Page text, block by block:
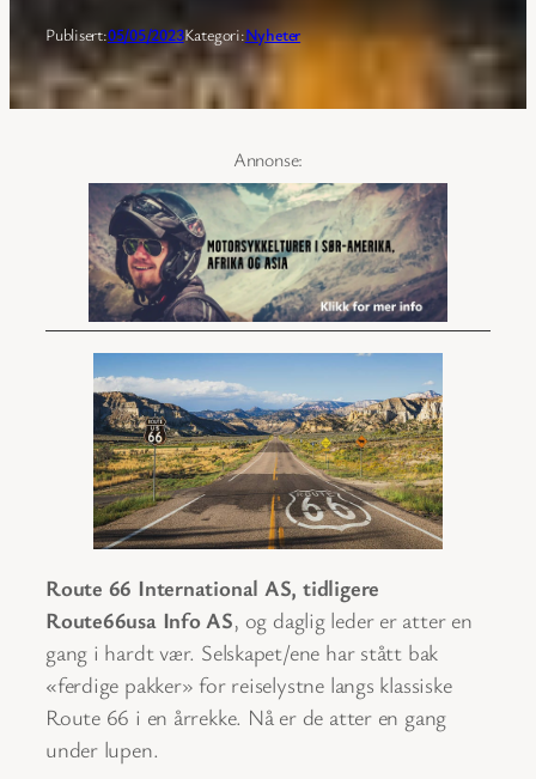
Publisert:05/05/2023Kategori:Nyheter
Route 66 International AS, tidligere
Route66usa Info AS, og daglig leder er atter en
gang i hardt vær. Selskapet/ene har stått bak
«ferdige pakker» for reiselystne langs klassiske
Route 66 i en årrekke. Nå er de atter en gang
under lupen.